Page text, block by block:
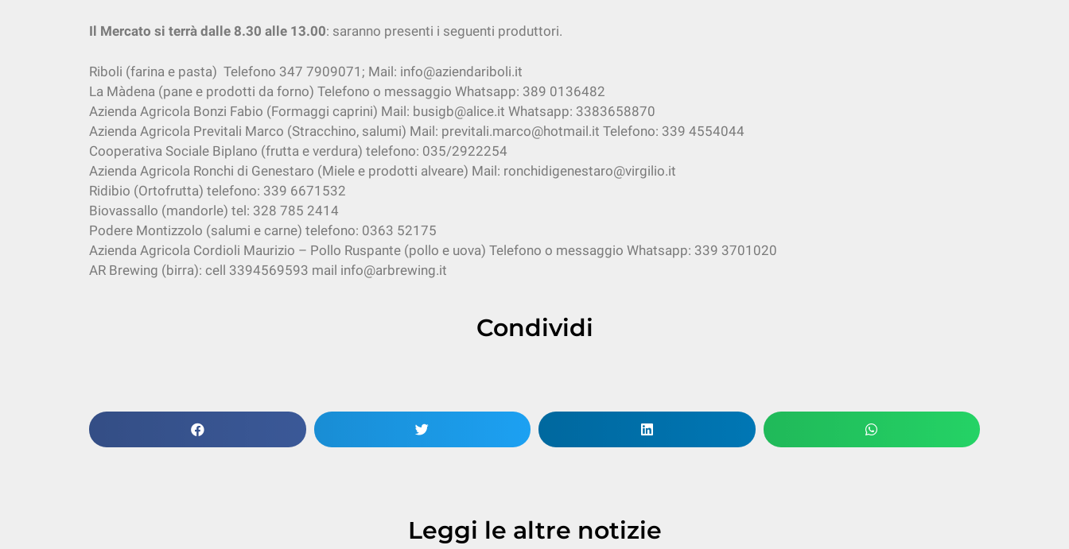
Il Mercato si terrà dalle 8.30 alle 13.00: saranno presenti i seguenti produttori.
Riboli (farina e pasta) Telefono 347 7909071; Mail: info@aziendariboli.it
La Màdena (pane e prodotti da forno) Telefono o messaggio Whatsapp: 389 0136482
Azienda Agricola Bonzi Fabio (Formaggi caprini) Mail: busigb@alice.it Whatsapp: 3383658870
Azienda Agricola Previtali Marco (Stracchino, salumi) Mail: previtali.marco@hotmail.it Telefono: 339 4554044
Cooperativa Sociale Biplano (frutta e verdura) telefono: 035/2922254
Azienda Agricola Ronchi di Genestaro (Miele e prodotti alveare) Mail: ronchidigenestaro@virgilio.it
Ridibio (Ortofrutta) telefono: 339 6671532
Biovassallo (mandorle) tel: 328 785 2414
Podere Montizzolo (salumi e carne) telefono: 0363 52175
Azienda Agricola Cordioli Maurizio – Pollo Ruspante (pollo e uova) Telefono o messaggio Whatsapp: 339 3701020
AR Brewing (birra): cell 3394569593 mail info@arbrewing.it
Condividi
Leggi le altre notizie